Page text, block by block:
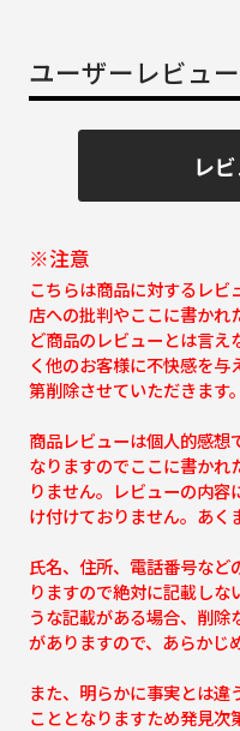
ユーザーレビュー
レ
※注意
こちらは商品に対するレビ
店への批判やここに書かれ
ど商品のレビューとは言
く他のお客様に不快感を
第削除させていただきます。
商品レビューは個人的感想
なりますのでここに書かれ
りません。レビューの内
け付けておりません。あく
氏名、住所、電話番号な
りますので絶対に記載し
うな記載がある場合、削
がありますので、あらかじ
また、明らかに事実とは
こととなりますため発見次